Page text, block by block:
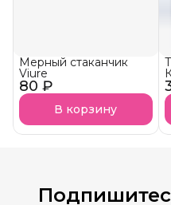
80 ₽
Мерный стаканчик
Viure
В корзину